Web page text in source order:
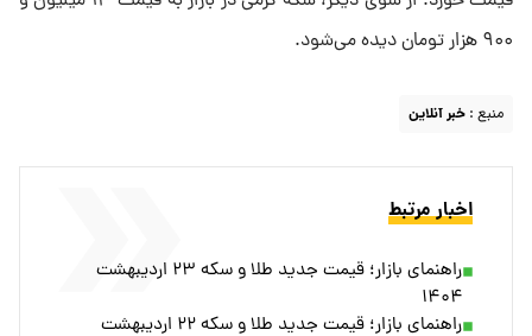
۹۰۰ هزار تومان دیده می‌شود.
منبع : خبر آنلاین
اخبار مرتبط
راهنمای بازار؛ قیمت جدید طلا و سکه ۲۳ اردیبهشت
۱۴۰۴
راهنمای بازار؛ قیمت جدید طلا و سکه ۲۲ اردیبهشت